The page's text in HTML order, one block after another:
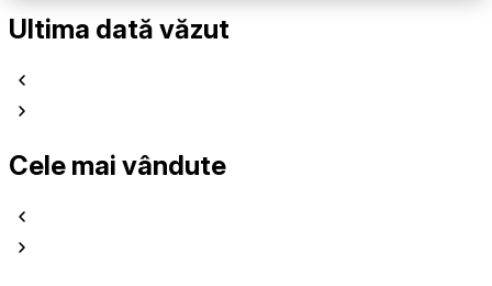
Ultima dată văzut
Cele mai vândute